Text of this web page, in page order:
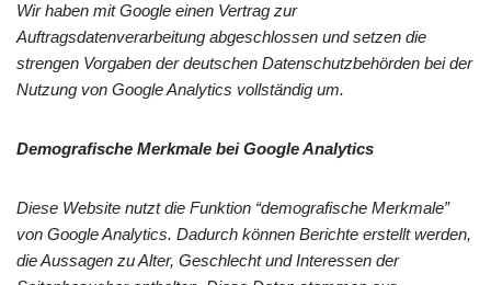
Wir haben mit Google einen Vertrag zur
Auftragsdatenverarbeitung abgeschlossen und setzen die
strengen Vorgaben der deutschen Datenschutzbehörden bei der
Nutzung von Google Analytics vollständig um.
Demografische Merkmale bei Google Analytics
Diese Website nutzt die Funktion “demografische Merkmale”
von Google Analytics. Dadurch können Berichte erstellt werden,
die Aussagen zu Alter, Geschlecht und Interessen der